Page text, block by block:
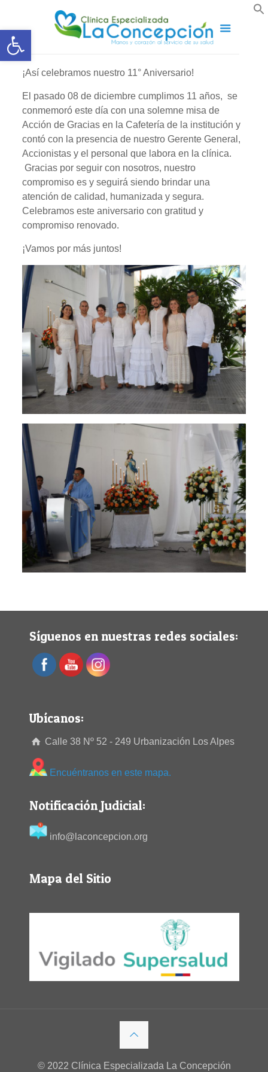
Abrir barra de herramientas
¡Así celebramos nuestro 11° Aniversario!
El pasado 08 de diciembre cumplimos 11 años, se
conmemoró este día con una solemne misa de
Acción de Gracias en la Cafetería de la institución y
contó con la presencia de nuestro Gerente General,
Accionistas y el personal que labora en la clínica.
Gracias por seguir con nosotros, nuestro
compromiso es y seguirá siendo brindar una
atención de calidad, humanizada y segura.
Celebramos este aniversario con gratitud y
compromiso renovado.
¡Vamos por más juntos!
Síguenos en nuestras redes sociales:
Ubícanos:
Calle 38 Nº 52 - 249 Urbanización Los Alpes
Encuéntranos en este mapa.
Notificación Judicial:
info@laconcepcion.org
Mapa del Sitio
© 2022 Clínica Especializada La Concepción